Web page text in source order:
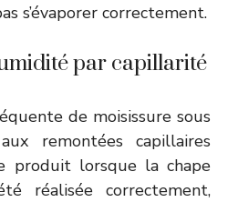
s’évaporer correctement.
par capillarité
de moisissure sous
remontées capillaires
produit lorsque la chape
réalisée correctement,